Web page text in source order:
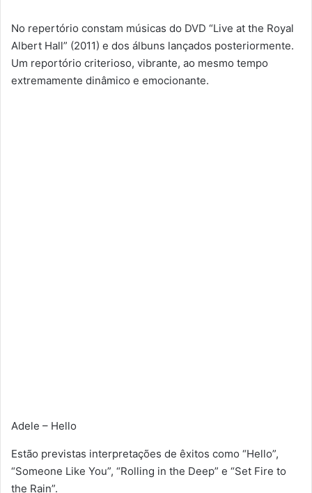
No repertório constam músicas do DVD “Live at the Royal
Albert Hall” (2011) e dos álbuns lançados posteriormente.
Um reportório criterioso, vibrante, ao mesmo tempo
extremamente dinâmico e emocionante.
Adele – Hello
Estão previstas interpretações de êxitos como “Hello”,
“Someone Like You”, “Rolling in the Deep” e “Set Fire to
the Rain”.